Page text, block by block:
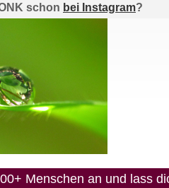
schon bei Instagram?
Menschen an und lass